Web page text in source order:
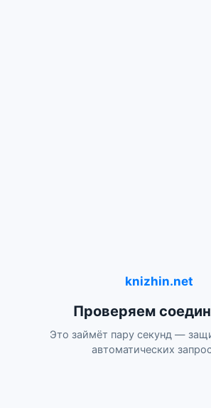
knizhin.net
Проверяем
Это займёт пару секунд —
автоматических